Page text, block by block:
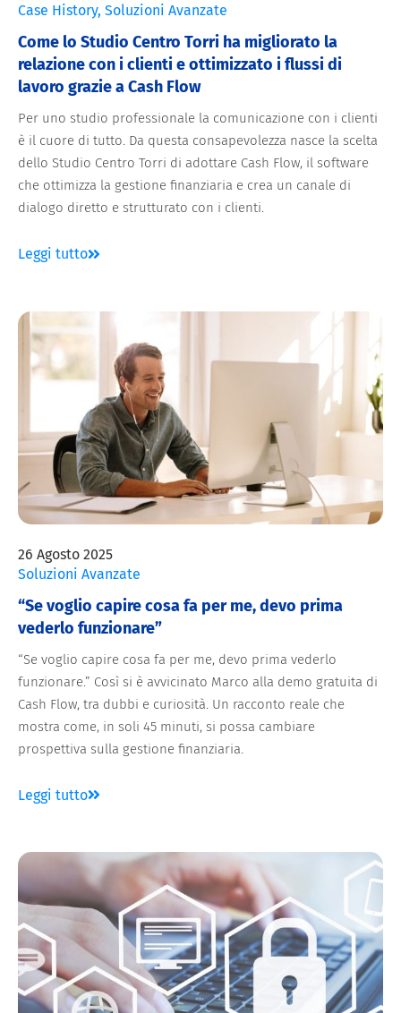
Case History, Soluzioni Avanzate
Come lo Studio Centro Torri ha migliorato la
relazione con i clienti e ottimizzato i flussi di
lavoro grazie a Cash Flow
Per uno studio professionale la comunicazione con i clienti
è il cuore di tutto. Da questa consapevolezza nasce la scelta
dello Studio Centro Torri di adottare Cash Flow, il software
che ottimizza la gestione finanziaria e crea un canale di
dialogo diretto e strutturato con i clienti.
Leggi tutto
26 Agosto 2025
Soluzioni Avanzate
“Se voglio capire cosa fa per me, devo prima
vederlo funzionare”
“Se voglio capire cosa fa per me, devo prima vederlo
funzionare.” Così si è avvicinato Marco alla demo gratuita di
Cash Flow, tra dubbi e curiosità. Un racconto reale che
mostra come, in soli 45 minuti, si possa cambiare
prospettiva sulla gestione finanziaria.
Leggi tutto